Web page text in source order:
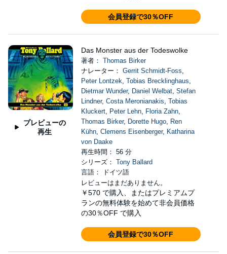
会員登録で30％OFF
プレビューの
再生
Das Monster aus der Todeswolke
著者： Thomas Birker
ナレーター： Gerrit Schmidt-Foss,
Peter Lontzek, Tobias Brecklinghaus,
Dietmar Wunder, Daniel Welbat, Stefan
Lindner, Costa Meronianakis, Tobias
Kluckert, Peter Lehn, Floria Zahn,
Thomas Birker, Dorette Hugo, Ren
Kühn, Clemens Eisenberger, Katharina
von Daake
再生時間： 56 分
シリーズ： Tony Ballard
言語： ドイツ語
レビューはまだありません。
￥570 で購入、またはプレミアムプ
ランの無料体験を始めて非会員価格
の30％OFF で購入
会員登録で30％OFF